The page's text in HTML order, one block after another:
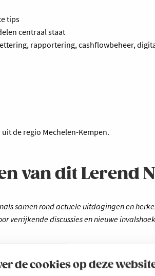
de cookies op deze
tips
centraal staat
rapportering, cashflowbeheer,
de regio Mechelen-Kempen.
van dit Lerend
samen rond actuele uitdagingen en
verrijkende discussies en nieuwe